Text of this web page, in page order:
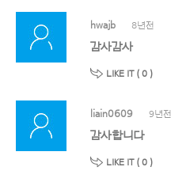
hwajb 8년전
감사감사
LIKE IT ( 0 )
liain0609 9년전
감사합니다
LIKE IT ( 0 )